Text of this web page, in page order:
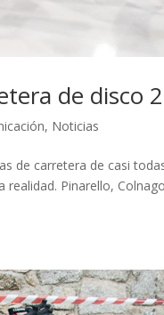
de disco
, Noticias
de carretera de casi
Pinarello,